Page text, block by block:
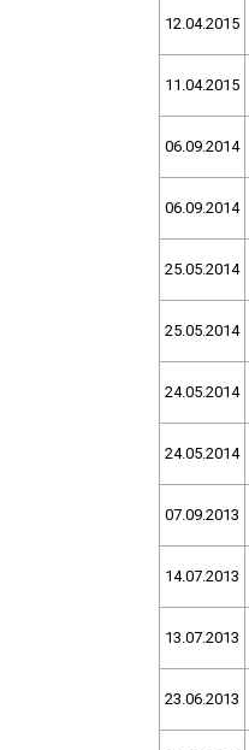
12.04.2015
11.04.2015
06.09.2014
06.09.2014
25.05.2014
25.05.2014
24.05.2014
24.05.2014
07.09.2013
14.07.2013
13.07.2013
23.06.2013